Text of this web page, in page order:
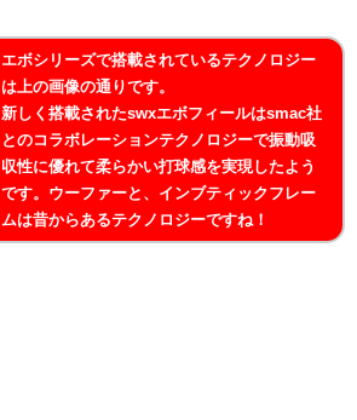
エボシリーズで搭載されているテクノロジー
は上の画像の通りです。
新しく搭載されたswxエボフィールはsmac社
とのコラボレーションテクノロジーで振動吸
収性に優れて柔らかい打球感を実現したよう
です。ウーファーと、インブティックフレー
ムは昔からあるテクノロジーですね！